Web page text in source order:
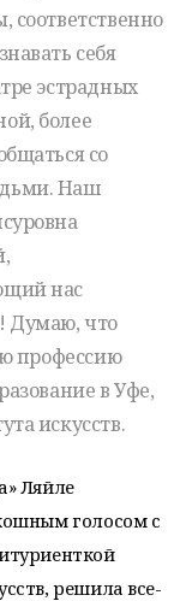
соответственно
себя
эстрадных
более
со
Наш
нас
Думаю, что
профессию
в Уфе,
искусств.
Ляйле
голосом с
решила все-